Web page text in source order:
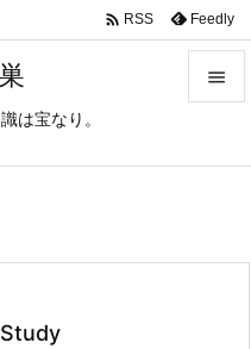
は宝なり。

 RSS Feedly